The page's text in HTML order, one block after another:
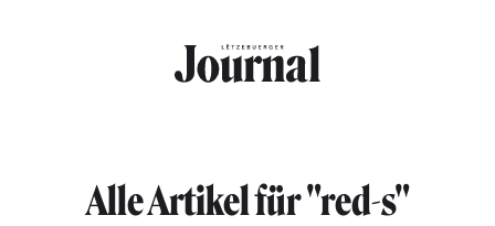
Alle Artikel für "red-s"